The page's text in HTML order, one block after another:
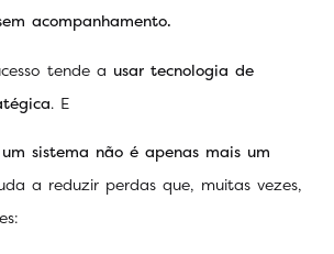
acompanhamento.
tende a usar tecnologia de
. E
um sistema não é apenas mais um
a reduzir perdas que, muitas vezes,